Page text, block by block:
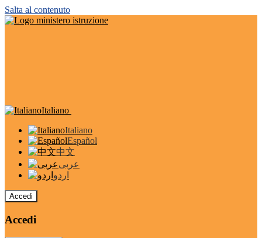
Salta al contenuto
Italiano
Italiano
Español
中文
عربى
اردو
Accedi
Accedi